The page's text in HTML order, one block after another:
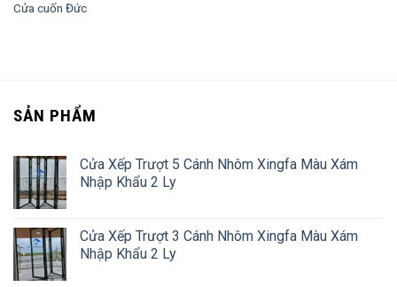
Cửa cuốn Đức
SẢN PHẨM
Cửa Xếp Trượt 5 Cánh Nhôm Xingfa Màu Xám
Nhập Khẩu 2 Ly
Cửa Xếp Trượt 3 Cánh Nhôm Xingfa Màu Xám
Nhập Khẩu 2 Ly